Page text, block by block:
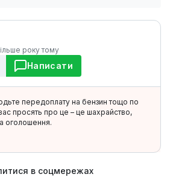
року тому
Написати
передоплату на бензин тощо по
просять про це – це шахрайство,
оголошення.
в соцмережах